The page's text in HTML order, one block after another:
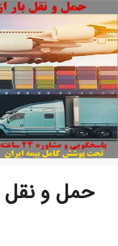
حمل و نقل